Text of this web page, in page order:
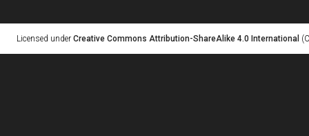
Licensed under Creative Commons Attribution-ShareAlike 4.0 International